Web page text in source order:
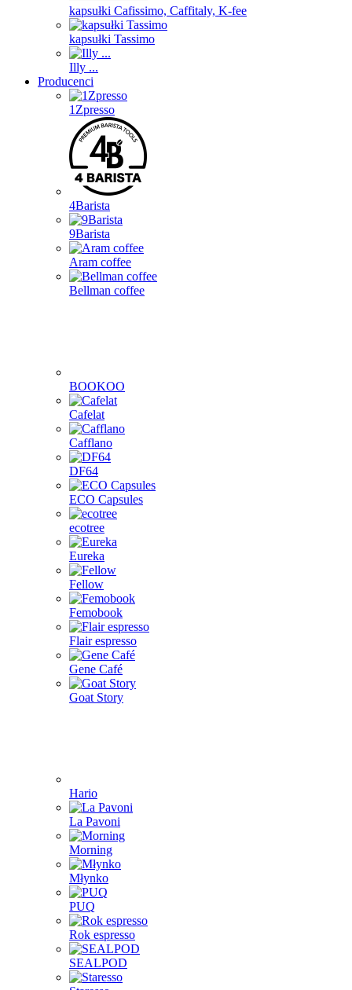
kapsułki Cafissimo, Caffitaly, K-fee
kapsułki Tassimo
Illy ...
Producenci
1Zpresso
4Barista
9Barista
Aram coffee
Bellman coffee
BOOKOO
Cafelat
Cafflano
DF64
ECO Capsules
ecotree
Eureka
Fellow
Femobook
Flair espresso
Gene Café
Goat Story
Hario
La Pavoni
Morning
Młynko
PUQ
Rok espresso
SEALPOD